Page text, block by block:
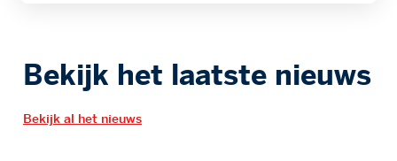
Bekijk het laatste nieuws
Bekijk al het nieuws